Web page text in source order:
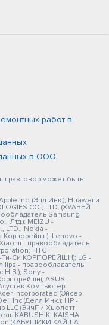
работ в
в ООО
разговор может быть
Inc. (Эпл Инк.); Huawei и
CO., LTD. (ХУАВЕЙ
Samsung
Лтд.); MEIZU -
LTD.; Nokia -
Корпорейшн); Lenovo -
- правообладатель
HTC -
Ти-Си КОРПОРЕЙШН); LG -
- правообладатель
Н.В.); Sony -
ASUS -
Компьютер
Incorporated (Эйсер
Inc.(Делл Инк.); HP -
LLC (ЭйчПи Хьюлетт
KABUSHIKI KAISHA
(КАБУШИКИ КАЙША